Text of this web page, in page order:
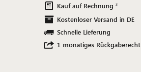
Kauf auf Rechnung
Kostenloser Versand in DE
Schnelle Lieferung
1-monatiges Rückgaberecht